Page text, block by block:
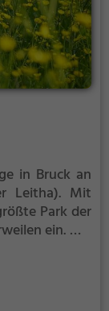
in Bruck an
Leitha). Mit
Park der
ein. Mit